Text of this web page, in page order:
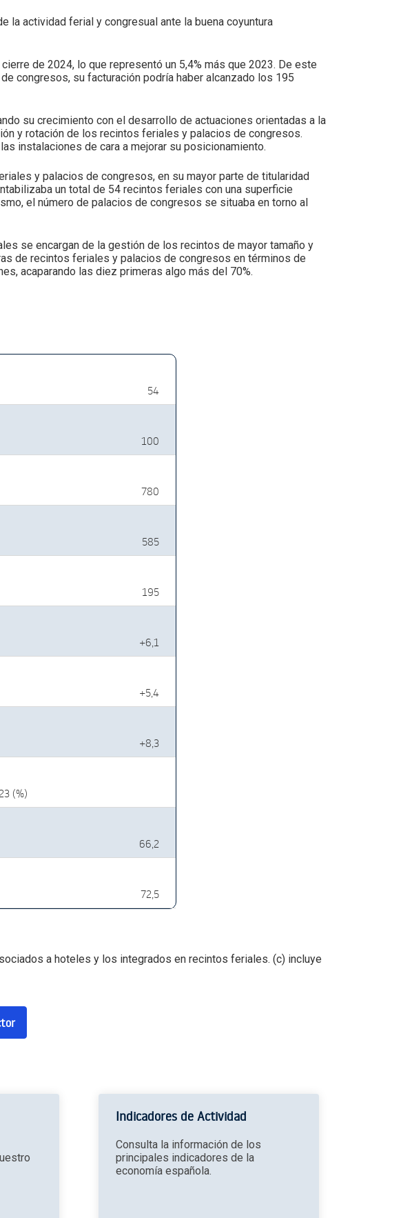
actividad ferial y congresual ante la buena coyuntura
de 2024, lo que representó un 5,4% más que 2023. De este
congresos, su facturación podría haber alcanzado los 195
su crecimiento con el desarrollo de actuaciones orientadas a la
y rotación de los recintos feriales y palacios de congresos.
instalaciones de cara a mejorar su posicionamiento.
y palacios de congresos, en su mayor parte de titularidad
un total de 54 recintos feriales con una superficie
el número de palacios de congresos se situaba en torno al
se encargan de la gestión de los recintos de mayor tamaño y
de recintos feriales y palacios de congresos en términos de
acaparando las diez primeras algo más del 70%.
54
100
780
585
195
+6,1
+5,4
+8,3
(%)
66,2
72,5
a hoteles y los integrados en recintos feriales. (c) incluye
Indicadores de Actividad
Consulta la información de los
principales indicadores de la
economía española.